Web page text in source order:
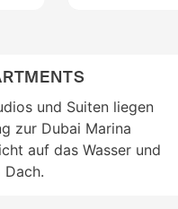
und Suiten liegen
zur Dubai Marina
auf das Wasser und